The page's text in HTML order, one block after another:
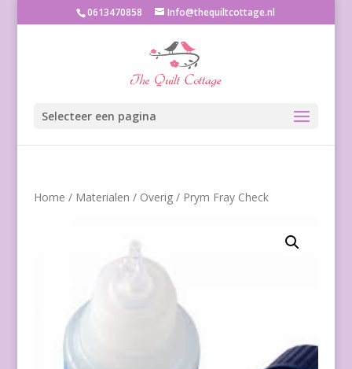
0613470858 Info@thequiltcottage.nl
Selecteer een pagina
Home / Materialen / Overig/ Prym Fray Check